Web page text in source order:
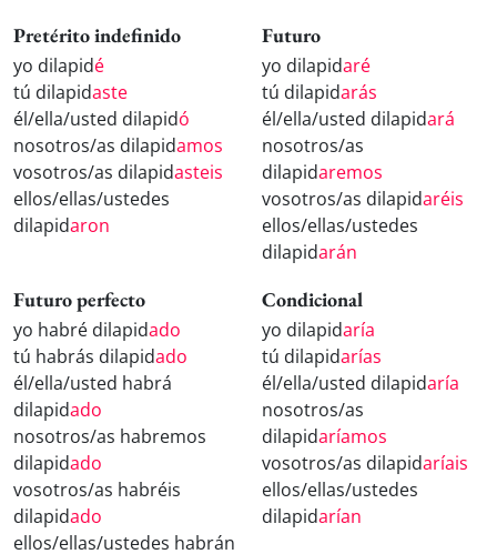
Pretérito indefinido
yo dilapidé
tú dilapidaste
él/ella/usted dilapidó
nosotros/as dilapidamos
vosotros/as dilapidasteis
ellos/ellas/ustedes
dilapidaron
Futuro
yo dilapidaré
tú dilapidarás
él/ella/usted dilapidará
nosotros/as
dilapidaremos
vosotros/as dilapidaréis
ellos/ellas/ustedes
dilapidarán
Futuro perfecto
yo habré dilapidado
tú habrás dilapidado
él/ella/usted habrá
dilapidado
nosotros/as habremos
dilapidado
vosotros/as habréis
dilapidado
ellos/ellas/ustedes habrán
Condicional
yo dilapidaría
tú dilapidarías
él/ella/usted dilapidaría
nosotros/as
dilapidaríamos
vosotros/as dilapidaríais
ellos/ellas/ustedes
dilapidarían